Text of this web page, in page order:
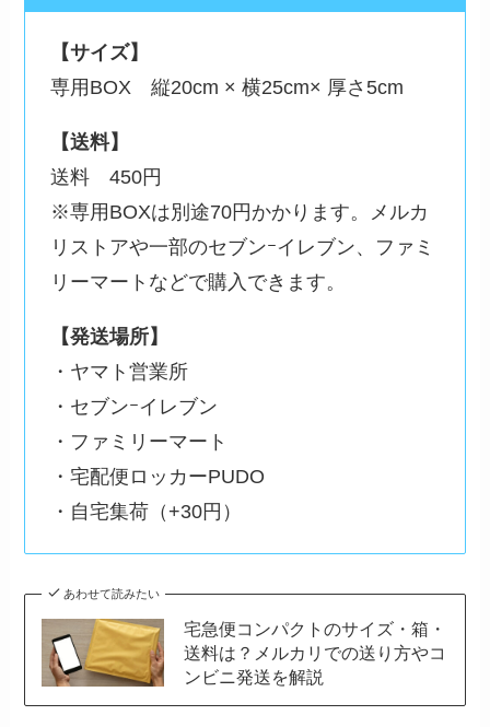
【サイズ】
専用BOX 縦20cm × 横25cm× 厚さ5cm
【送料】
送料 450円
※専用BOXは別途70円かかります。メルカ
リストアや一部のセブンｰイレブン、ファミ
リーマートなどで購入できます。
【発送場所】
・ヤマト営業所
・セブンｰイレブン
・ファミリーマート
・宅配便ロッカーPUDO
・自宅集荷（+30円）
あわせて読みたい
宅急便コンパクトのサイズ・箱・
送料は？メルカリでの送り方やコ
ンビニ発送を解説